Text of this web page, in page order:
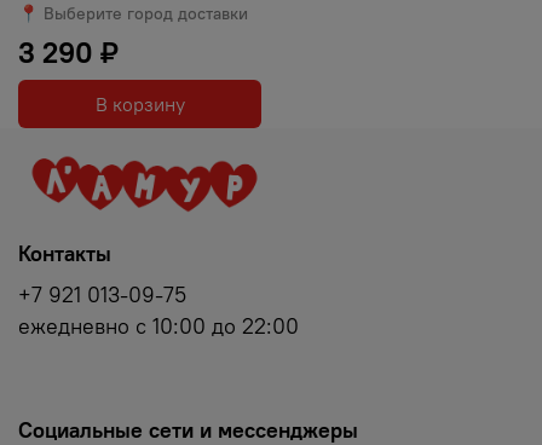
📍 Выберите город доставки
3 290 ₽
В корзину
Контакты
+7 921 013-09-75
ежедневно с 10:00 до 22:00
Социальные сети и мессенджеры